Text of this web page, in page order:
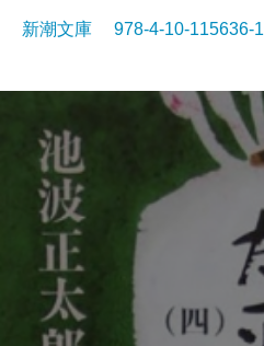
新潮文庫 978-4-10-